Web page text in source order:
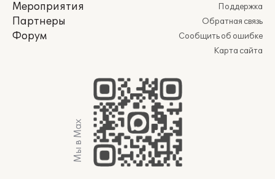
Мероприятия
Партнеры
Форум
Поддержка
Обратная связь
Сообщить об ошибке
Карта сайта
Мы в Max